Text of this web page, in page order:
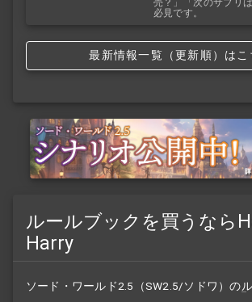
必見です。
最新情報一覧（更新順）はこ
ルールブックを買うなら
Harry
ソード・ワールド2.5（SW2.5/ソドワ）の